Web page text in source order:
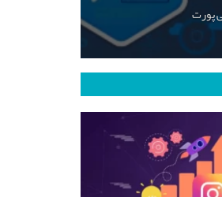
پورت